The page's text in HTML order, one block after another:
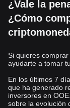
¿Vale la
¿Cómo
Si quieres
ayudarte a tomar
En los últimos 7
que ha generado
inversores en
sobre la evolución